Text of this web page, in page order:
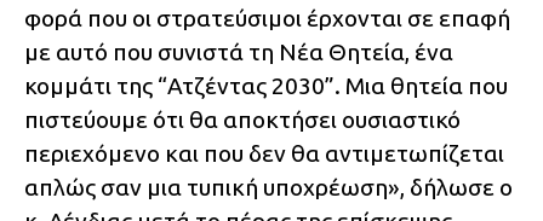
φορά που οι στρατεύσιμοι έρχονται σε επαφή
με αυτό που συνιστά τη Νέα Θητεία, ένα
κομμάτι της “Ατζέντας 2030”. Μια θητεία που
πιστεύουμε ότι θα αποκτήσει ουσιαστικό
περιεχόμενο και που δεν θα αντιμετωπίζεται
απλώς σαν μια τυπική υποχρέωση», δήλωσε ο